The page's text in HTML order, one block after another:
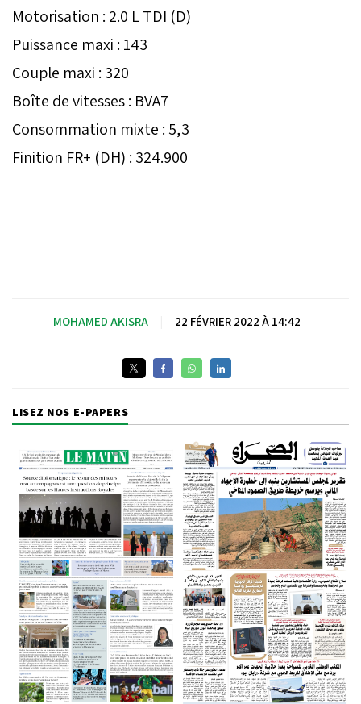
Motorisation : 2.0 L TDI (D)
Puissance maxi : 143
Couple maxi : 320
Boîte de vitesses : BVA7
Consommation mixte : 5,3
Finition FR+ (DH) : 324.900
MOHAMED AKISRA 22 FÉVRIER 2022 À 14:42
LISEZ NOS E-PAPERS